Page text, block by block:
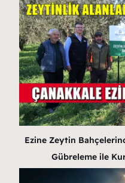
Ezine Zeytin
Gübreleme ile